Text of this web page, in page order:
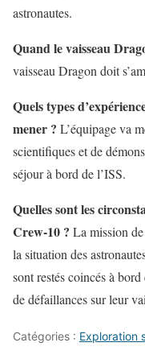
astronautes.
Quand le vaisseau
vaisseau Dragon doit
Quels types
mener ? L’équipage va
scientifiques et de
séjour à bord de l’ISS.
Quelles sont les
Crew-10 ? La mission
la situation des
sont restés coincés à
de défaillances sur leur
Catégories : Exploration